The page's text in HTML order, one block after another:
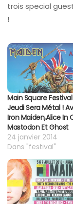
trois special
!
Main Square Festival
Jeudi Sera Métal !
Iron Maiden,Alice In
Mastodon Et Ghost
24 janvier 2014
Dans "festival"